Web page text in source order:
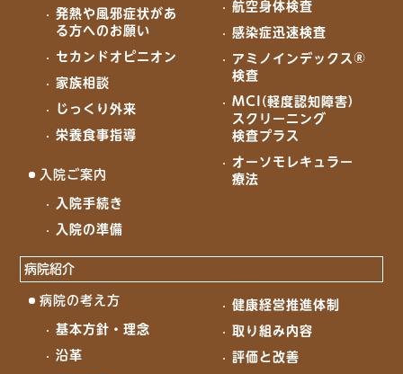
発熱や風邪症状があ
る方へのお願い
セカンドオピニオン
家族相談
じっくり外来
栄養食事指導
入院ご案内
入院手続き
入院の準備
航空身体検査
感染症迅速検査
アミノインデックス®
検査
MCI(軽度認知障害)
スクリーニング
検査プラス
オーソモレキュラー
療法
病院紹介
病院の考え方
基本方針・理念
沿革
健康経営推進体制
取り組み内容
評価と改善